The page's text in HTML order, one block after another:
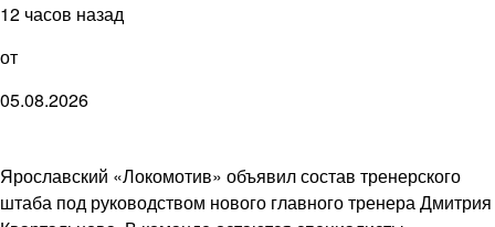
12 часов назад
от
05.08.2026
Ярославский «Локомотив» объявил состав тренерского
штаба под руководством нового главного тренера Дмитрия